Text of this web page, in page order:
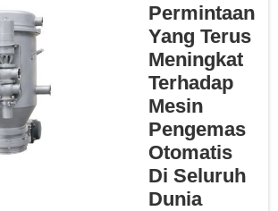
Permintaan
Yang Terus
Meningkat
Terhadap
Mesin
Pengemas
Otomatis
Di Seluruh
Dunia